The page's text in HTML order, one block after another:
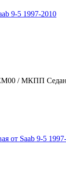
9-5 1997-2010
/ МКПП Седан
от Saab 9-5